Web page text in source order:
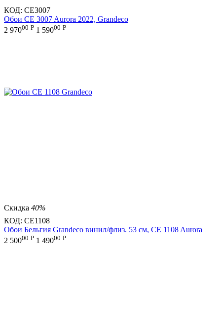
КОД: CE3007
Обои CE 3007 Aurora 2022, Grandeco
2 97000 Р 1 59000 Р
Скидка 40%
КОД: CE1108
Обои Бельгия Grandeco винил/флиз. 53 см, CE 1108 Aurora
2 50000 Р 1 49000 Р